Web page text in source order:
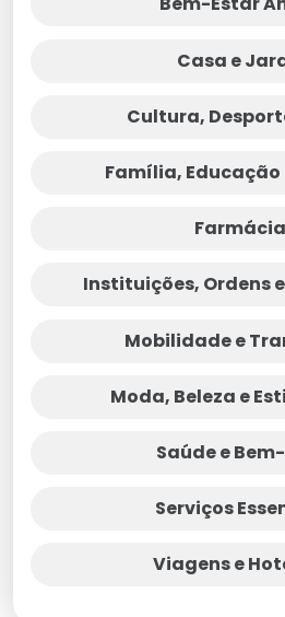
Casa e
Cultura,
Família, Educação
Instituições, Ordens
Mobilidade e
Moda, Beleza e
Saúde e
Serviços
Viagens e